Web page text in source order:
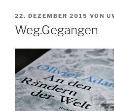
VERÖFFENTLICHT
AM
22. DEZEMBER 2015 VON
Weg.Gegangen